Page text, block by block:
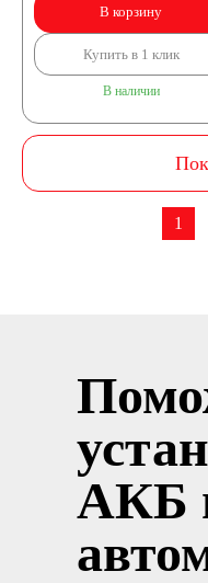
В корзину
Купить в 1 клик
В наличии
1
АКБ